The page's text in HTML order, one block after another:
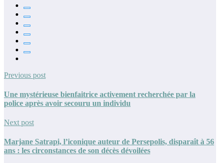
Previous post
Une mystérieuse bienfaitrice activement recherchée par la
police après avoir secouru un individu
Next post
Marjane Satrapi, l’iconique auteur de Persepolis, disparaît à 56
ans : les circonstances de son décès dévoilées